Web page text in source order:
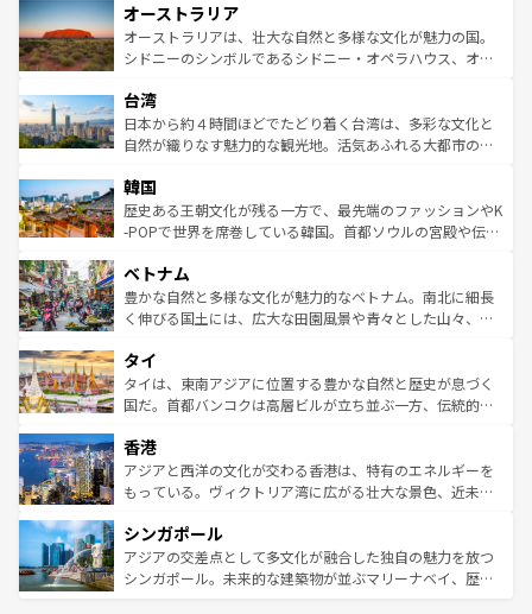
部のニューオーリンズでは、音楽と美食が融合した独特の
文化が魅力。旅行者はアメリカの各地域で異なる魅力を楽
しみながら、その多様性と豊かな歴史を感じることができ
ならではの贅沢な旅のスタイルだ。 なお、新着のアメリカ
情報はコンテンツ一覧を参照してほしい。
ワイ島は見逃せない。また、定番の観光地といえばオアフ
島だが、静かな自然を求めるならマウイ島やカウアイ島が
おすすめ。エメラルドグリーンに輝く海をはじめ、豊かな
れるおもてなしの心で訪れる人々を迎えてくれるハワイの
人々、おいしいローカルフードやハワイアンミュージッ
ク、伝統的なフラダンスなど、すべてがハワイの魅力を彩
ワイを、存分に味わってほしい。 なお、新着のハワイ情報
はコンテンツ一覧を参照してほしい。
オーストラリア
オーストラリアは、壮大な自然と多様な文化が魅力の国。
シドニーのシンボルであるシドニー・オペラハウス、オー
リアリーフや大陸中央部にそびえるウルル（エアーズロッ
ク）、タスマニアの美しい原生林やケアンズの熱帯雨林な
ど、見どころがたくさん。また、カフェやワイン、オージ
いる。アクティビティも充実しており、サーフィンやダイ
ビング、ハイキングなど、アウトドア好きにはたまらな
い。オーストラリアの多彩な魅力を存分に味わいつくそ
参照してほしい。
台湾
日本から約４時間ほどでたどり着く台湾は、多彩な文化と
自然が織りなす魅力的な観光地。活気あふれる大都市の台
ン）、静ひつな山岳地帯である台湾東部など、都市の喧騒
と山間の静けさが共存しており、訪れる人に新しい発見と
驚きをもたらしてくれる。また、奥深い台湾の食文化も魅
容にもいいと評判のスイーツなど、バラエティ豊かな料理
が味わえる。 なお、新着の台湾情報は コンテンツ一覧を参
照してほしい。
韓国
歴史ある王朝文化が残る一方で、最先端のファッションやK
-POPで世界を席巻している韓国。首都ソウルの宮殿や伝統
き、地方に足を延ばせば四季折々の自然美を楽しむことが
できる。そして、キムチや焼肉、絶品のストリートフード
まで、さまざまな韓国料理が待っている。夜には、韓国な
リティに包まれながら、韓国の多彩な魅力を心ゆくまで味
わってみてほしい。 なお、新着の韓国情報はコンテンツ一
覧を参照してほしい。
ベトナム
豊かな自然と多様な文化が魅力的なベトナム。南北に細長
く伸びる国土には、広大な田園風景や青々とした山々、世
急速な発展と共に伝統が息づく。ハノイの古い町並みやホ
ーチミン市のフランス統治時代の建物も、独特の雰囲気を
醸し出している。また、バラエティの豊かさとおいしさで
とつ。フォーやバインミー、ベトナムコーヒーなどは、ぜ
ひ現地で味わいたい。どの地域を訪れてもあたたかい人々
が旅行者を迎えてくれるので、きっと忘れられない旅にな
参照してほしい。
タイ
タイは、東南アジアに位置する豊かな自然と歴史が息づく
国だ。首都バンコクは高層ビルが立ち並ぶ一方、伝統的な
の活気が交差している。北部ではチェンマイなどの山岳地
帯で自然と触れ合い、南部ではプーケットやクラビの美し
いビーチでリゾート気分を楽しむことができる。タイ料理
激する。気候は一年中温暖で、どの季節にも異なる楽しみ
が待っている。親しみやすいタイの人々、仏教を中心とし
た文化、そして多様な観光資源が、訪れる旅人を魅了し続
香港
アジアと西洋の文化が交わる香港は、特有のエネルギーを
もっている。ヴィクトリア湾に広がる壮大な景色、近未来
み、どこを訪れても感動するはず。観光スポットが密集し
ており、効率よく見どころを回れるのも魅力。息をのむよ
うな絶景から文化的な体験まで、香港を存分に楽しみ尽く
シンガポール
アジアの交差点として多文化が融合した独自の魅力を放つ
シンガポール。未来的な建築物が並ぶマリーナベイ、歴史